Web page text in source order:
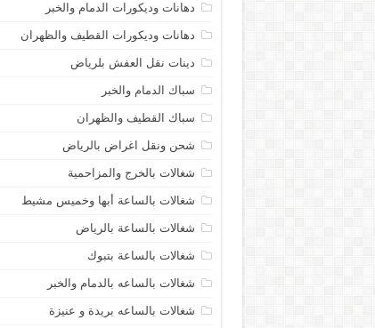
دهانات وديكورات الدمام والخبر
دهانات وديكورات القطيف والظهران
دينات نقل العفش بلرياض
سباك الدمام والخبر
سباك القطيف والظهران
شحن ونقل اغراض بالرياض
شغالات بالخرج والمزاحمية
شغالات بالساعة أبها وخميس مشيط
شغالات بالساعة بالرياض
شغالات بالساعة بتبوك
شغالات بالساعه بالدمام والخبر
شغالات بالساعه بريدة و عنيزة